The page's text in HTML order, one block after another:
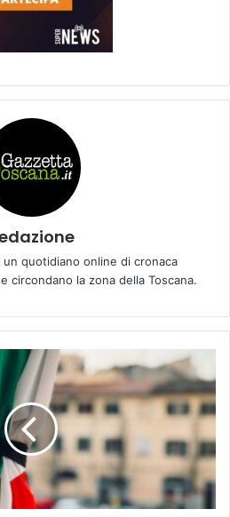
un quotidiano online di cronaca
circondano la zona della Toscana.